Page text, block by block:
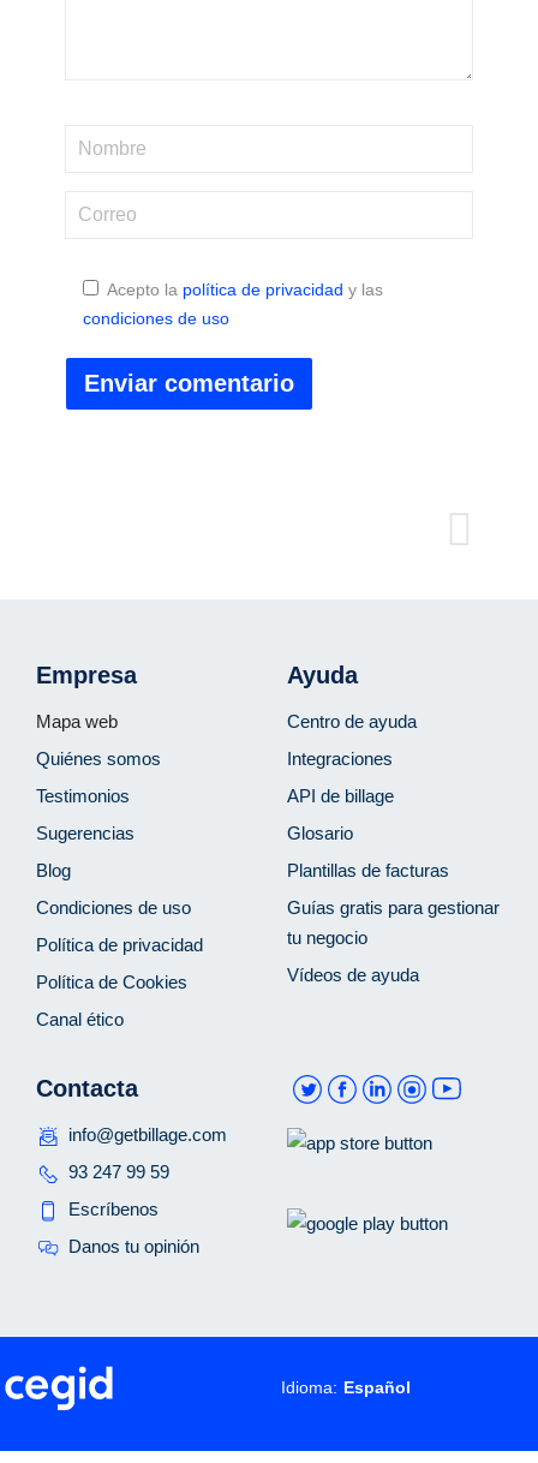
Acepto la política de privacidad y las
condiciones de uso
Empresa
Mapa web
Quiénes somos
Testimonios
Sugerencias
Blog
Condiciones de uso
Política de privacidad
Política de Cookies
Canal ético
Ayuda
Centro de ayuda
Integraciones
API de billage
Glosario
Plantillas de facturas
Guías gratis para gestionar
tu negocio
Vídeos de ayuda
Contacta
info@getbillage.com
93 247 99 59
Escríbenos
Danos tu opinión
Idioma: